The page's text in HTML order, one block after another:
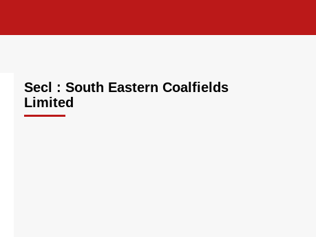
Secl : South Eastern Coalfields
Limited